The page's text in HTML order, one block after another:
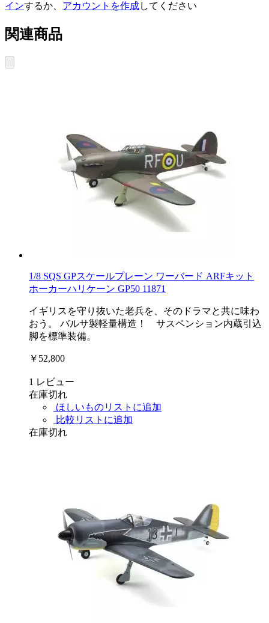
インするか、 アカウントを作成してください
関連商品
1/8 SQS GPスケールプレーン ワーバード ARFキット
ホーカーハリケーン GP50 11871
イギリスを守り抜いた老兵を、そのドラマと共に味わ
おう。 バルサ製軽量構造！ サスペンション内蔵引込
脚を標準装備。
￥52,800
1 レビュー
在庫切れ
ほしいものリストに追加
比較リストに追加
在庫切れ